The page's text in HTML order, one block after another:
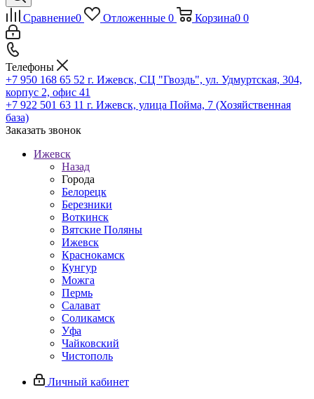
Сравнение0 Отложенные 0 Корзина0 0
Телефоны
+7 950 168 65 52 г. Ижевск, СЦ "Гвоздь", ул. Удмуртская, 304,
корпус 2, офис 41
+7 922 501 63 11 г. Ижевск, улица Пойма, 7 (Хозяйственная
база)
Заказать звонок
Ижевск
Назад
Города
Белорецк
Березники
Воткинск
Вятские Поляны
Ижевск
Краснокамск
Кунгур
Можга
Пермь
Салават
Соликамск
Уфа
Чайковский
Чистополь
Личный кабинет